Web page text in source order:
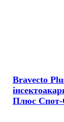
Bravecto
Плюс Спот-